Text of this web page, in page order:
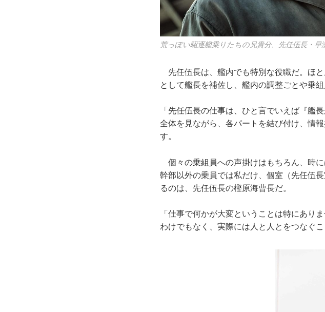
荒っぽい駆逐艦乗りたちの兄貴分、先任伍長・
先任伍長は、艦内でも特別な役職だ。ほ
として艦長を補佐し、艦内の調整ごとや乗
「先任伍長の仕事は、ひと言でいえば『艦
全体を見ながら、各パートを結び付け、情
す。
個々の乗組員への声掛けはもちろん、時
幹部以外の乗員では私だけ、個室（先任伍
るのは、先任伍長の樫原海曹長だ。
「仕事で何かが大変ということは特にあり
わけでもなく、実際には人と人とをつなぐこ